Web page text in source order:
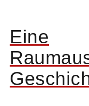
Eine